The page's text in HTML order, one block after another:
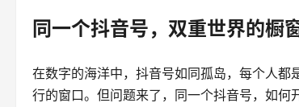
同一个抖音号，双重世界的橱
在数字的海洋中，抖音号如同孤岛，每个人
行的窗口。但问题来了，同一个抖音号，如何